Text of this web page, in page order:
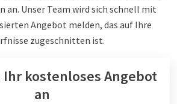
an. Unser Team wird sich schnell mit
Angebot melden, das auf Ihre
zugeschnitten ist.
Ihr kostenloses Angebot
an